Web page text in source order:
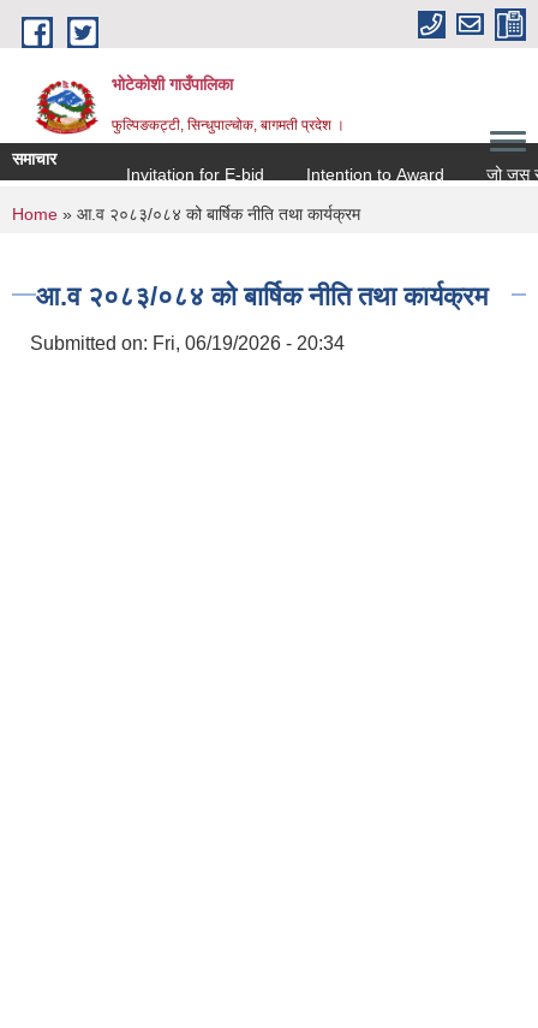
Skip to main content
भोटेकोशी गाउँपालिका
फुल्पिङकट्टी, सिन्धुपाल्चोक, बागमती प्रदेश ।
समाचार
Invitation for E-bid
Intention to Award जो जस संग
You are here
Home » आ.व २०८३/०८४ को बार्षिक नीति तथा कार्यक्रम
आ.व २०८३/०८४ को बार्षिक नीति तथा कार्यक्रम
Submitted on: Fri, 06/19/2026 - 20:34